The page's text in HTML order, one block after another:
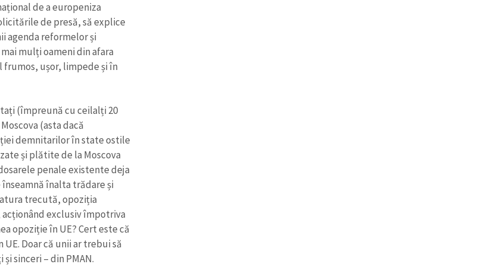
de a europeniza
de presă, să explice
agenda reformelor și
mulți oameni din afara
frumos, ușor, limpede și în
(împreună cu ceilalți 20
(asta dacă
demnitarilor în state ostile
și plătite de la Moscova
penale existente deja
înalta trădare și
trecută, opoziția
exclusiv împotriva
opoziție în UE? Cert este că
Doar că unii ar trebui să
sinceri – din PMAN.